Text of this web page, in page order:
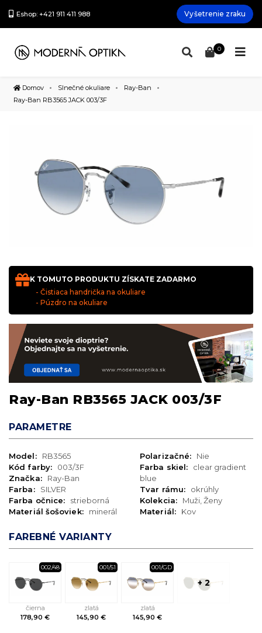
Eshop: +421 911 411 988 Vyšetrenie zraku
0
Domov Slnečné okuliare
Ray-Ban
Ray-Ban RB3565 JACK 003/3F
K TOMUTO PRODUKTU ZÍSKATE ZADARMO
- Čistiaca handrička na okuliare
- Púzdro na okuliare
Ray-Ban RB3565 JACK 003/3F
PARAMETRE
Model:
RB3565
Kód farby:
003/3F
Značka:
Ray-Ban
Farba:
SILVER
Farba očnice:
strieborná
Materiál šošoviek:
minerál
Polarizačné:
Nie
Farba skiel:
clear gradient
blue
Tvar rámu:
okrúhly
Kolekcia:
Muži, Ženy
Materiál:
Kov
FAREBNÉ VARIANTY
002/48
čierna
178,90 €
001/51
zlatá
145,90 €
001/GD
zlatá
145,90 €
+ 2